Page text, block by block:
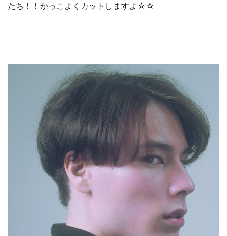
たち！！かっこよくカットしますよ☆☆